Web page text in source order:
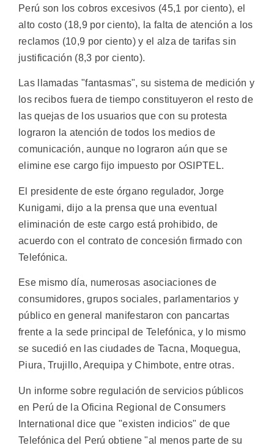
Perú son los cobros excesivos (45,1 por ciento), el
alto costo (18,9 por ciento), la falta de atención a los
reclamos (10,9 por ciento) y el alza de tarifas sin
justificación (8,3 por ciento).
Las llamadas "fantasmas", su sistema de medición y
los recibos fuera de tiempo constituyeron el resto de
las quejas de los usuarios que con su protesta
lograron la atención de todos los medios de
comunicación, aunque no lograron aún que se
elimine ese cargo fijo impuesto por OSIPTEL.
El presidente de este órgano regulador, Jorge
Kunigami, dijo a la prensa que una eventual
eliminación de este cargo está prohibido, de
acuerdo con el contrato de concesión firmado con
Telefónica.
Ese mismo día, numerosas asociaciones de
consumidores, grupos sociales, parlamentarios y
público en general manifestaron con pancartas
frente a la sede principal de Telefónica, y lo mismo
se sucedió en las ciudades de Tacna, Moquegua,
Piura, Trujillo, Arequipa y Chimbote, entre otras.
Un informe sobre regulación de servicios públicos
en Perú de la Oficina Regional de Consumers
International dice que "existen indicios" de que
Telefónica del Perú obtiene "al menos parte de su